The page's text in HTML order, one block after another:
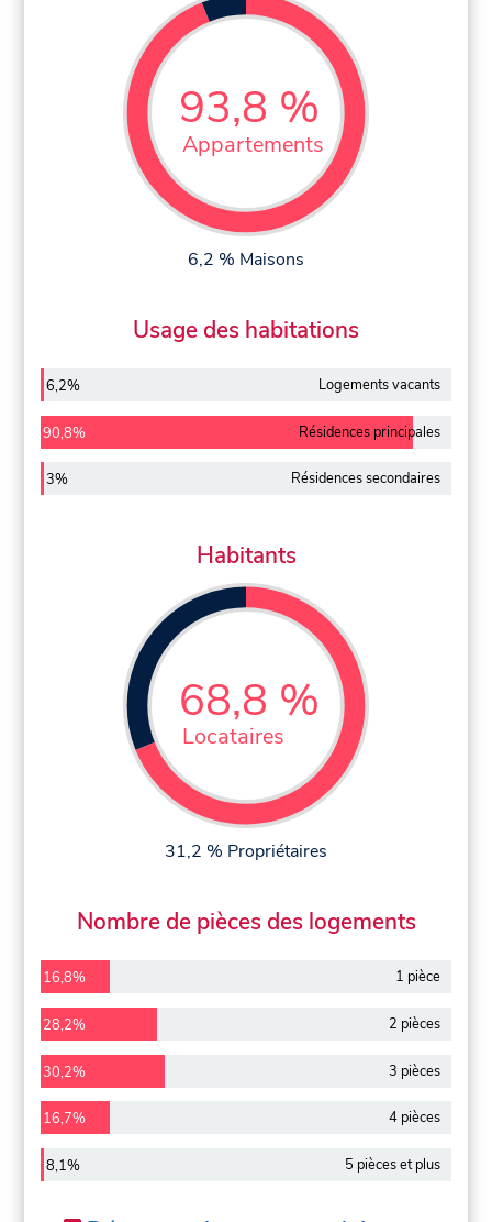
93,8 %
Appartements
6,2 % Maisons
Usage des habitations
6,2% Logements vacants
90,8% Résidences principales
3% Résidences secondaires
Habitants
68,8 %
Locataires
31,2 % Propriétaires
Nombre de pièces des logements
16,8% 1 pièce
28,2% 2 pièces
30,2% 3 pièces
16,7% 4 pièces
8,1% 5 pièces et plus